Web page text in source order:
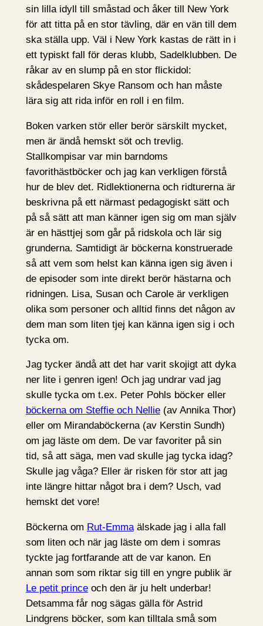
sin lilla idyll till småstad och åker till New York
för att titta på en stor tävling, där en vän till dem
ska ställa upp. Väl i New York kastas de rätt in i
ett typiskt fall för deras klubb, Sadelklubben. De
råkar av en slump på en stor flickidol:
skådespelaren Skye Ransom och han måste
lära sig att rida inför en roll i en film.
Boken varken stör eller berör särskilt mycket,
men är ändå hemskt söt och trevlig.
Stallkompisar var min barndoms
favorithästböcker och jag kan verkligen förstå
hur de blev det. Ridlektionerna och ridturerna är
beskrivna på ett närmast pedagogiskt sätt och
på så sätt att man känner igen sig om man själv
är en hästtjej som går på ridskola och lär sig
grunderna. Samtidigt är böckerna konstruerade
så att vem som helst kan känna igen sig även i
de episoder som inte direkt berör hästarna och
ridningen. Lisa, Susan och Carole är verkligen
olika som personer och alltid finns det någon av
dem man som liten tjej kan känna igen sig i och
tycka om.
Jag tycker ändå att det har varit skojigt att dyka
ner lite i genren igen! Och jag undrar vad jag
skulle tycka om t.ex. Peter Pohls böcker eller
böckerna om Steffie och Nellie(av Annika Thor)
eller om Mirandaböckerna (av Kerstin Sundh)
om jag läste om dem. De var favoriter på sin
tid, så att säga, men vad skulle jag tycka idag?
Skulle jag våga? Eller är risken för stor att jag
inte längre hittar något bra i dem? Usch, vad
hemskt det vore!
Böckerna om Rut-Emmaälskade jag i alla fall
som liten och när jag läste om dem i somras
tyckte jag fortfarande att de var kanon. En
annan som som riktar sig till en yngre publik är
Le petit princeoch den är ju helt underbar!
Detsamma får nog sägas gälla för Astrid
Lindgrens böcker, som kan tilltala små som